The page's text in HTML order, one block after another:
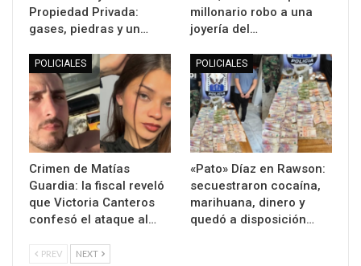
Propiedad Privada:
gases, piedras y un…
millonario robo a una
joyería del…
POLICIALES
Crimen de Matías
Guardia: la fiscal reveló
que Victoria Canteros
confesó el ataque al…
POLICIALES
«Pato» Díaz en Rawson:
secuestraron cocaína,
marihuana, dinero y
quedó a disposición…
PREV NEXT